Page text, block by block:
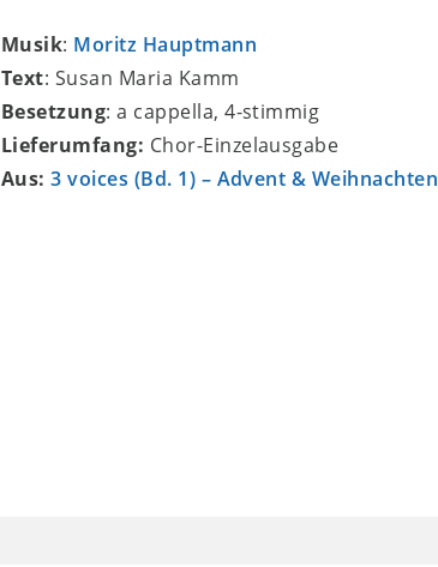
Musik: Moritz Hauptmann
Text: Susan Maria Kamm
Besetzung: a cappella, 4-stimmig
Lieferumfang: Chor-Einzelausgabe
Aus:3 voices (Bd. 1) – Advent & Weihnachten